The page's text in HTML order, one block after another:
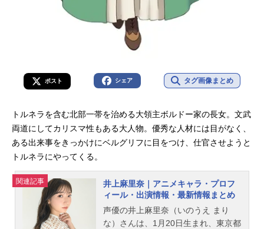
ポスト シェア タグ画像まとめ
トルネラを含む北部一帯を治める大領主ボルドー家の長女。文武
両道にしてカリスマ性もある大人物。優秀な人材には目がなく、
ある出来事をきっかけにベルグリフに目をつけ、仕官させようと
トルネラにやってくる。
関連記事
井上麻里奈｜アニメキャラ・プロフ
ィール・出演情報・最新情報まとめ
声優の井上麻里奈（いのうえ まり
な）さんは、1月20日生まれ、東京都